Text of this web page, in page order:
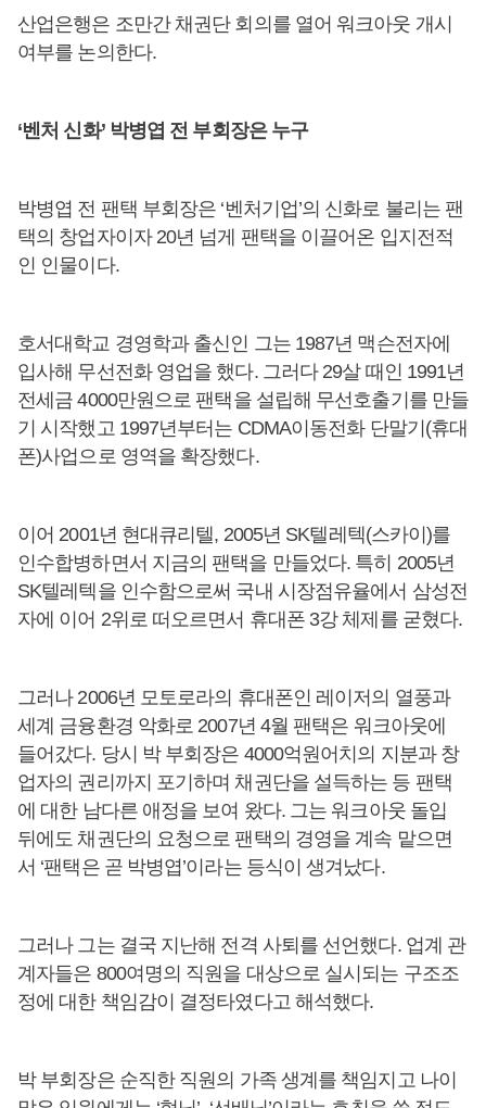
산업은행은 조만간 채권단 회의를 열어 워크아웃 개시
여부를 논의한다.
‘벤처 신화’ 박병엽 전 부회장은 누구
박병엽 전 팬택 부회장은 ‘벤처기업’의 신화로 불리는 팬
택의 창업자이자 20년 넘게 팬택을 이끌어온 입지전적
인 인물이다.
호서대학교 경영학과 출신인 그는 1987년 맥슨전자에
입사해 무선전화 영업을 했다. 그러다 29살 때인 1991년
전세금 4000만원으로 팬택을 설립해 무선호출기를 만들
기 시작했고 1997년부터는 CDMA이동전화 단말기(휴대
폰)사업으로 영역을 확장했다.
이어 2001년 현대큐리텔, 2005년 SK텔레텍(스카이)를
인수합병하면서 지금의 팬택을 만들었다. 특히 2005년
SK텔레텍을 인수함으로써 국내 시장점유율에서 삼성전
자에 이어 2위로 떠오르면서 휴대폰 3강 체제를 굳혔다.
그러나 2006년 모토로라의 휴대폰인 레이저의 열풍과
세계 금융환경 악화로 2007년 4월 팬택은 워크아웃에
들어갔다. 당시 박 부회장은 4000억원어치의 지분과 창
업자의 권리까지 포기하며 채권단을 설득하는 등 팬택
에 대한 남다른 애정을 보여 왔다. 그는 워크아웃 돌입
뒤에도 채권단의 요청으로 팬택의 경영을 계속 맡으면
서 ‘팬택은 곧 박병엽’이라는 등식이 생겨났다.
그러나 그는 결국 지난해 전격 사퇴를 선언했다. 업계 관
계자들은 800여명의 직원을 대상으로 실시되는 구조조
정에 대한 책임감이 결정타였다고 해석했다.
박 부회장은 순직한 직원의 가족 생계를 책임지고 나이